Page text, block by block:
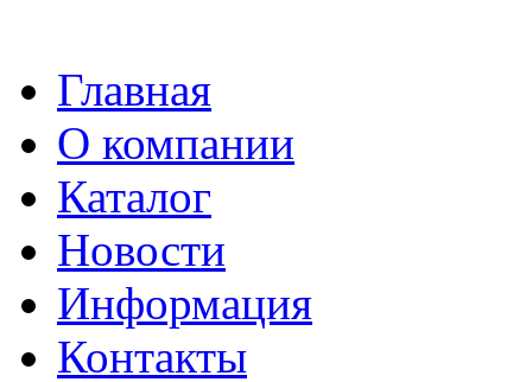
Главная
О компании
Каталог
Новости
Информация
Контакты